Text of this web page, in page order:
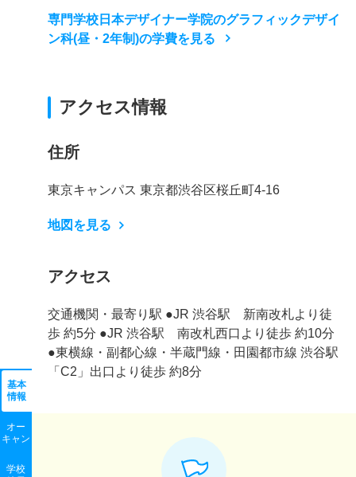
基本
情報
オー
キャン
学校
専門学校日本デザイナー学院のグラフィックデザイ
ン科(昼・2年制)の学費を見る
アクセス情報
住所
東京キャンパス 東京都渋谷区桜丘町4-16
地図を見る
アクセス
交通機関・最寄り駅 ●JR 渋谷駅 新南改札より徒
歩 約5分 ●JR 渋谷駅 南改札西口より徒歩 約10分
●東横線・副都心線・半蔵門線・田園都市線 渋谷駅
「C2」出口より徒歩 約8分